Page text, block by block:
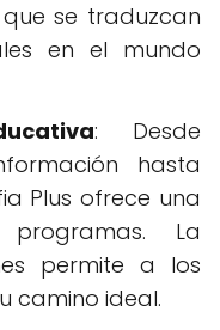
se traduzcan
en el mundo
: Desde
hasta
Plus ofrece una
La
permite a los
camino ideal.